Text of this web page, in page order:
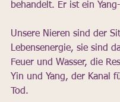
behandelt. Er ist ein
Unsere Nieren sind der
Lebensenergie, sie sind
Feuer und Wasser, die
Yin und Yang, der Kanal
Tod.